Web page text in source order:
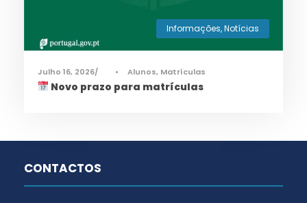
Informações,Notícias
Julho 16, 2026 • Alunos, Matrículas
Novo prazo para matrículas
CONTACTOS